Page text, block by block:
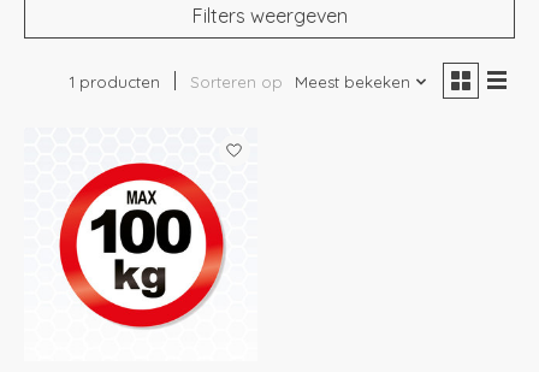
Filters weergeven
1 producten Sorteren op Meest bekeken